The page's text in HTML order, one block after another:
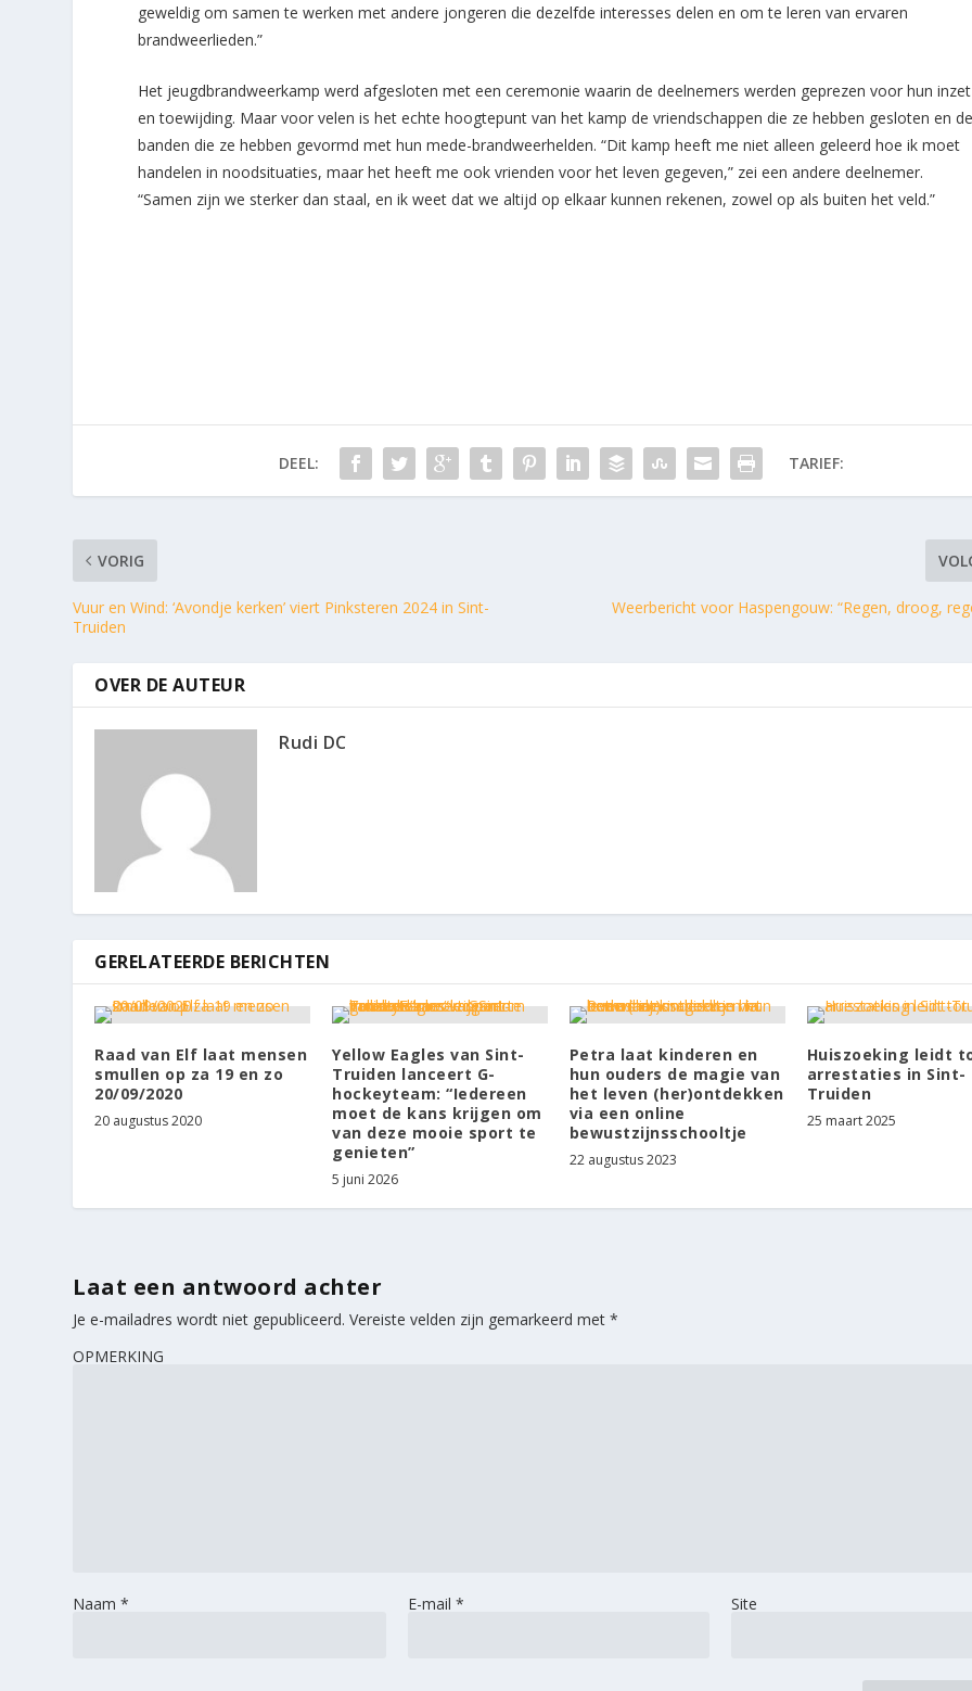
geweldig om samen te werken met andere jongeren die dezelfde interesses delen en om te leren van ervaren
brandweerlieden.”
Het jeugdbrandweerkamp werd afgesloten met een ceremonie waarin de deelnemers werden geprezen voor hun inzet
en toewijding. Maar voor velen is het echte hoogtepunt van het kamp de vriendschappen die ze hebben gesloten en
banden die ze hebben gevormd met hun mede-brandweerhelden. “Dit kamp heeft me niet alleen geleerd hoe ik moet
handelen in noodsituaties, maar het heeft me ook vrienden voor het leven gegeven,” zei een andere deelnemer.
“Samen zijn we sterker dan staal, en ik weet dat we altijd op elkaar kunnen rekenen, zowel op als buiten het veld.”
DEEL: TARIEF:
VORIG
Vuur en Wind: ‘Avondje kerken’ viert Pinksteren 2024 in Sint-
Truiden
Weerbericht voor Haspengouw: “Regen, droog,
OVER DE AUTEUR
Rudi DC
GERELATEERDE BERICHTEN
Raad van Elf laat mensen
smullen op za 19 en zo
20/09/2020
20 augustus 2020
Yellow Eagles van Sint-
Truiden lanceert G-
hockeyteam: “Iedereen
moet de kans krijgen om
van deze mooie sport te
genieten”
5 juni 2026
Petra laat kinderen en
hun ouders de magie van
het leven (her)ontdekken
via een online
bewustzijnsschooltje
22 augustus 2023
Huiszoeking leidt
arrestaties in Sint-
Truiden
25 maart 2025
Laat een antwoord achter
Je e-mailadres wordt niet gepubliceerd. Vereiste velden zijn gemarkeerd met*
OPMERKING
Naam* E-mail * Site